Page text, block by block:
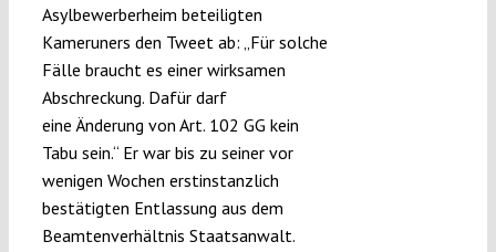
Asylbewerberheim beteiligten
Kameruners den Tweet ab: „Für solche
Fälle braucht es einer wirksamen
Abschreckung. Dafür darf
eine Änderung von Art. 102 GG kein
Tabu sein.“ Er war bis zu seiner vor
wenigen Wochen erstinstanzlich
bestätigten Entlassung aus dem
Beamtenverhältnis Staatsanwalt.